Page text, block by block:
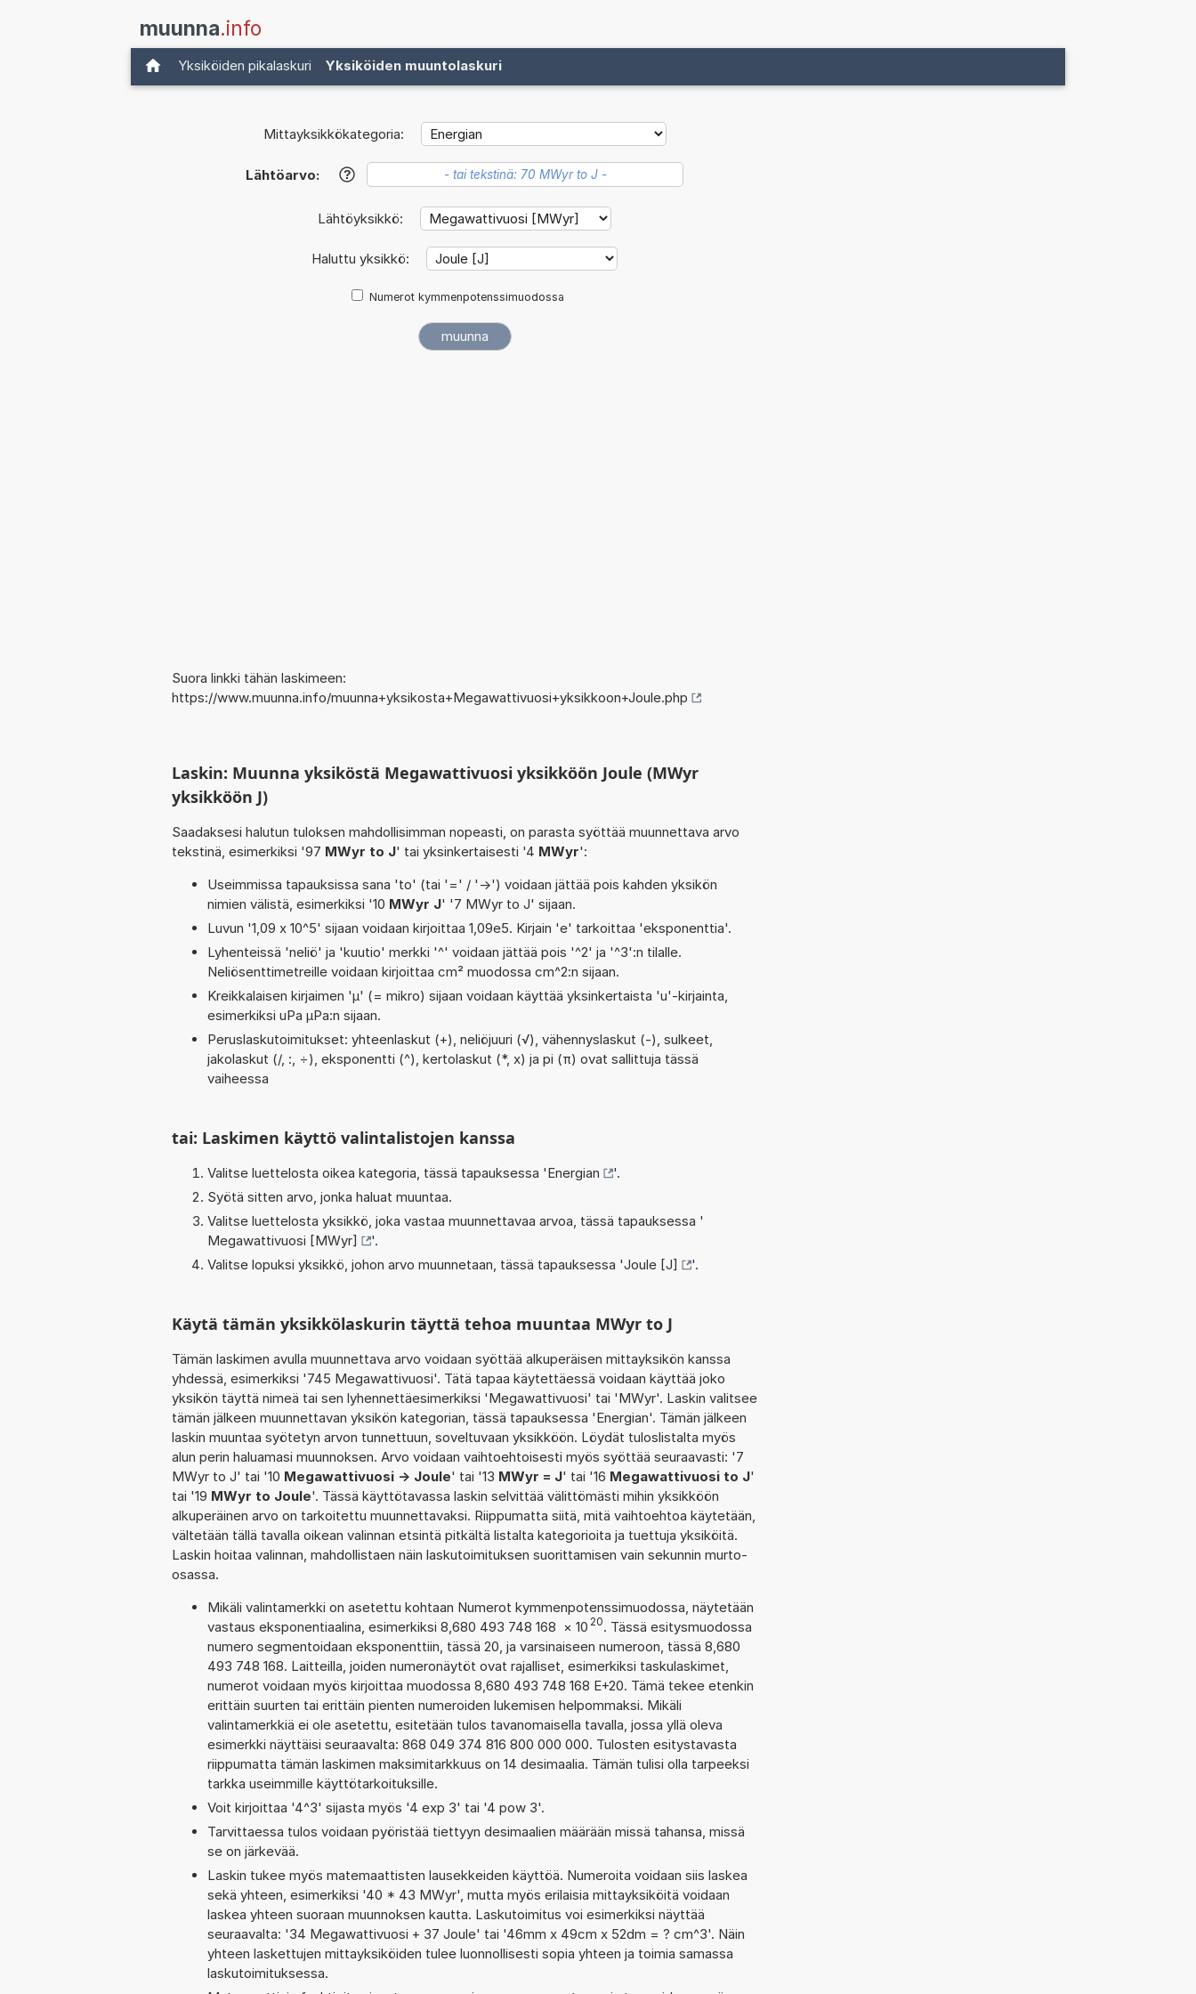
muunna.info
Yksiköiden pikalaskuri Yksiköiden muuntolaskuri
Mittayksikkökategoria:
Lähtöarvo: ?
Lähtöyksikkö:
Haluttu yksikkö:
Numerot kymmenpotenssimuodossa
Suora linkki tähän laskimeen:
https://www.muunna.info/muunna+yksikosta+Megawattivuosi+yksikkoon+Joule.php
Laskin: Muunna yksiköstä Megawattivuosi yksikköön Joule (MWyr
yksikköön J)
Saadaksesi halutun tuloksen mahdollisimman nopeasti, on parasta syöttää muunnettava arvo
tekstinä, esimerkiksi '97 MWyr to J' tai yksinkertaisesti '4 MWyr':
Useimmissa tapauksissa sana 'to' (tai '=' / '->') voidaan jättää pois kahden yksikön
nimien välistä, esimerkiksi '10 MWyr J' '7 MWyr to J' sijaan.
Luvun '1,09 x 10^5' sijaan voidaan kirjoittaa 1,09e5. Kirjain 'e' tarkoittaa 'eksponenttia'.
Lyhenteissä 'neliö' ja 'kuutio' merkki '^' voidaan jättää pois '^2' ja '^3':n tilalle.
Neliösenttimetreille voidaan kirjoittaa cm² muodossa cm^2:n sijaan.
Kreikkalaisen kirjaimen 'µ' (= mikro) sijaan voidaan käyttää yksinkertaista 'u'-kirjainta,
esimerkiksi uPa µPa:n sijaan.
Peruslaskutoimitukset: yhteenlaskut (+), neliöjuuri (√), vähennyslaskut (-), sulkeet,
jakolaskut (/, :, ÷), eksponentti (^), kertolaskut (*, x) ja pi (π) ovat sallittuja tässä
vaiheessa
tai: Laskimen käyttö valintalistojen kanssa
Valitse luettelosta oikea kategoria, tässä tapauksessa 'Energian
'.
Syötä sitten arvo, jonka haluat muuntaa.
Valitse luettelosta yksikkö, joka vastaa muunnettavaa arvoa, tässä tapauksessa '
Megawattivuosi [MWyr]
'.
Valitse lopuksi yksikkö, johon arvo muunnetaan, tässä tapauksessa 'Joule [J] '.
Käytä tämän yksikkölaskurin täyttä tehoa muuntaa MWyr to J
Tämän laskimen avulla muunnettava arvo voidaan syöttää alkuperäisen mittayksikön kanssa
yhdessä, esimerkiksi '745 Megawattivuosi'. Tätä tapaa käytettäessä voidaan käyttää joko
yksikön täyttä nimeä tai sen lyhennettäesimerkiksi 'Megawattivuosi' tai 'MWyr'. Laskin valitsee
tämän jälkeen muunnettavan yksikön kategorian, tässä tapauksessa 'Energian'. Tämän jälkeen
laskin muuntaa syötetyn arvon tunnettuun, soveltuvaan yksikköön. Löydät tuloslistalta myös
alun perin haluamasi muunnoksen. Arvo voidaan vaihtoehtoisesti myös syöttää seuraavasti: '7
MWyr to J' tai '10 Megawattivuosi -> Joule' tai '13 MWyr = J' tai '16 Megawattivuosi to J'
tai '19 MWyr to Joule'. Tässä käyttötavassa laskin selvittää välittömästi mihin yksikköön
alkuperäinen arvo on tarkoitettu muunnettavaksi. Riippumatta siitä, mitä vaihtoehtoa käytetään,
vältetään tällä tavalla oikean valinnan etsintä pitkältä listalta kategorioita ja tuettuja yksiköitä.
Laskin hoitaa valinnan, mahdollistaen näin laskutoimituksen suorittamisen vain sekunnin murto-
osassa.
Mikäli valintamerkki on asetettu kohtaan Numerot kymmenpotenssimuodossa, näytetään
vastaus eksponentiaalina, esimerkiksi 8,680 493 748 168 × 10 20. Tässä esitysmuodossa
numero segmentoidaan eksponenttiin, tässä 20, ja varsinaiseen numeroon, tässä 8,680
493 748 168. Laitteilla, joiden numeronäytöt ovat rajalliset, esimerkiksi taskulaskimet,
numerot voidaan myös kirjoittaa muodossa 8,680 493 748 168 E+20. Tämä tekee etenkin
erittäin suurten tai erittäin pienten numeroiden lukemisen helpommaksi. Mikäli
valintamerkkiä ei ole asetettu, esitetään tulos tavanomaisella tavalla, jossa yllä oleva
esimerkki näyttäisi seuraavalta: 868 049 374 816 800 000 000. Tulosten esitystavasta
riippumatta tämän laskimen maksimitarkkuus on 14 desimaalia. Tämän tulisi olla tarpeeksi
tarkka useimmille käyttötarkoituksille.
Voit kirjoittaa '4^3' sijasta myös '4 exp 3' tai '4 pow 3'.
Tarvittaessa tulos voidaan pyöristää tiettyyn desimaalien määrään missä tahansa, missä
se on järkevää.
Laskin tukee myös matemaattisten lausekkeiden käyttöä. Numeroita voidaan siis laskea
sekä yhteen, esimerkiksi '40 * 43 MWyr', mutta myös erilaisia mittayksiköitä voidaan
laskea yhteen suoraan muunnoksen kautta. Laskutoimitus voi esimerkiksi näyttää
seuraavalta: '34 Megawattivuosi + 37 Joule' tai '46mm x 49cm x 52dm = ? cm^3'. Näin
yhteen laskettujen mittayksiköiden tulee luonnollisesti sopia yhteen ja toimia samassa
laskutoimituksessa.